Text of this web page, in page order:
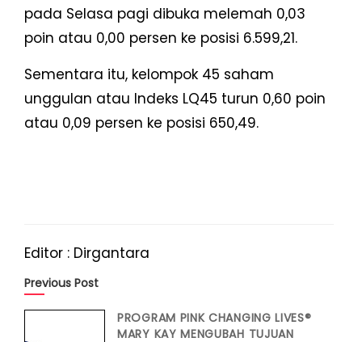
pada Selasa pagi dibuka melemah 0,03
poin atau 0,00 persen ke posisi 6.599,21.
Sementara itu, kelompok 45 saham
unggulan atau Indeks LQ45 turun 0,60 poin
atau 0,09 persen ke posisi 650,49.
Editor : Dirgantara
Previous Post
PROGRAM PINK CHANGING LIVES®
MARY KAY MENGUBAH TUJUAN